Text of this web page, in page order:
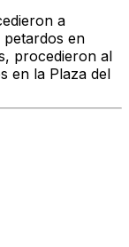
a
en
procedieron al
en la Plaza del